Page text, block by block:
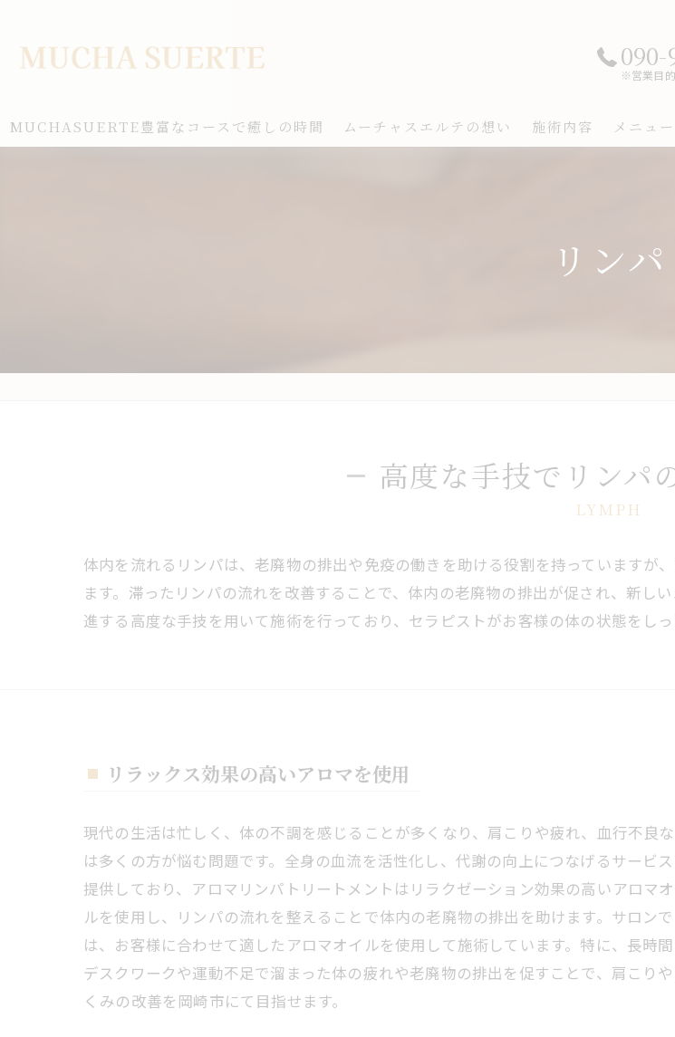
※営業目
MUCHASUERTE豊富なコースで癒しの時間 ムーチャスエルテの想い 施術内容 メニュー
リンパ
高度な手技でリンパ
LYMPH
体内を流れるリンパは、老廃物の排出や免疫の働きを助ける役割を持っていますが
ます。滞ったリンパの流れを改善することで、体内の老廃物の排出が促され、新し
進する高度な手技を用いて施術を行っており、セラピストがお客様の体の状態をし
リラックス効果の高いアロマを使用
現代の生活は忙しく、体の不調を感じることが多くなり、肩こりや疲れ、血行不良
は多くの方が悩む問題です。全身の血流を活性化し、代謝の向上につなげるサービ
提供しており、アロマリンパトリートメントはリラクゼーション効果の高いアロマ
ルを使用し、リンパの流れを整えることで体内の老廃物の排出を助けます。サロンで
は、お客様に合わせて適したアロマオイルを使用して施術しています。特に、長時
デスクワークや運動不足で溜まった体の疲れや老廃物の排出を促すことで、肩こり
くみの改善を岡崎市にて目指せます。